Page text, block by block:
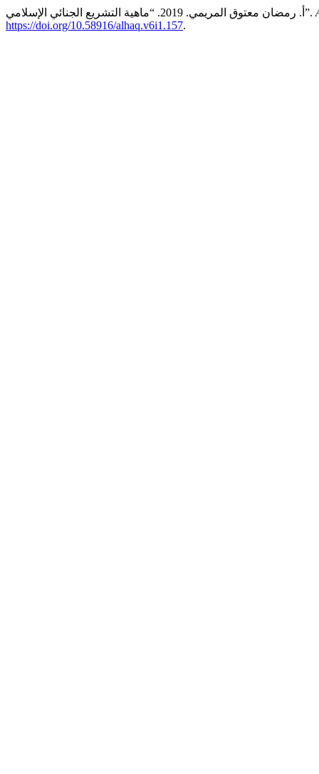
أ. رمضان معتوق المريمي. 2019. “ماهية التشريع الجنائي الإسلامي”.
https://doi.org/10.58916/alhaq.v6i1.157.